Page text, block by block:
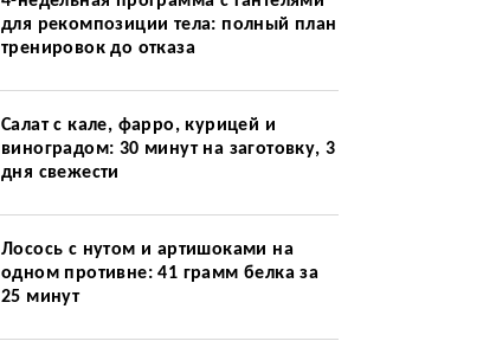
для рекомпозиции тела: полный план
тренировок до отказа
Салат с кале, фарро, курицей и
виноградом: 30 минут на заготовку, 3
дня свежести
Лосось с нутом и артишоками на
одном противне: 41 грамм белка за
25 минут